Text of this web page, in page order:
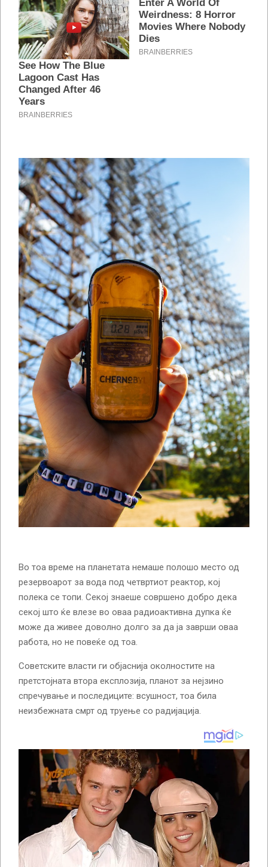
Во тоа време на планетата немаше полошо место од
резервоарот за вода под четвртиот реактор, кој
полека се топи. Секој знаеше совршено добро дека
секој што ќе влезе во оваа радиоактивна дупка ќе
може да живее доволно долго за да ја заврши оваа
работа, но не повеќе од тоа.
Советските власти ги објаснија околностите на
претстојната втора експлозија, планот за нејзино
спречување и последиците: всушност, тоа била
неизбежната смрт од труење со радијација.